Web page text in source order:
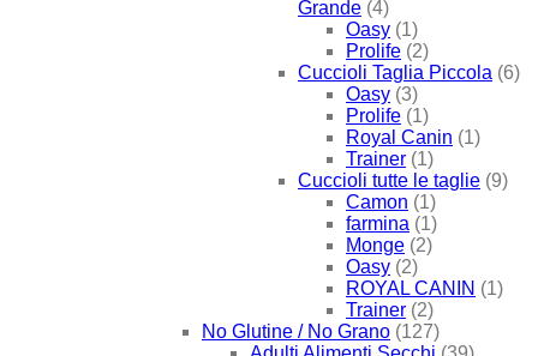
Grande (4)
Oasy (1)
Prolife (2)
Cuccioli Taglia Piccola (6)
Oasy (3)
Prolife (1)
Royal Canin (1)
Trainer (1)
Cuccioli tutte le taglie (9)
Camon (1)
farmina (1)
Monge (2)
Oasy (2)
ROYAL CANIN (1)
Trainer (2)
No Glutine / No Grano (127)